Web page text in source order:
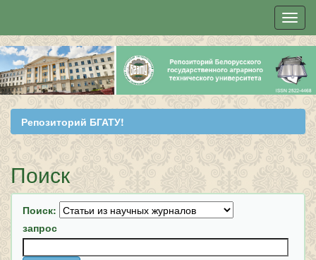
Skip
navigation
Репозиторий БГАТУ!
Поиск
Поиск:
запрос